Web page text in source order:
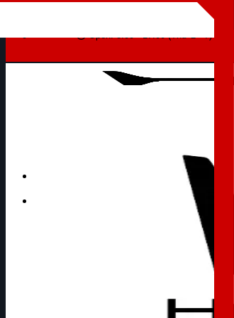
Open: 8:00 - 17:00 (Thứ 2 - 7)